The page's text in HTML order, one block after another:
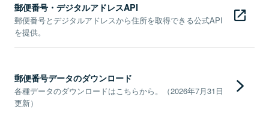
郵便番号・デジタルアドレスAPI
郵便番号とデジタルアドレスから住所を取得できる公式API
を提供。
郵便番号データのダウンロード
各種データのダウンロードはこちらから。（2026年7月31日
更新）